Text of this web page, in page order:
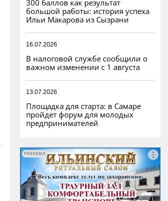
300 баллов как результат
большой работы: история успеха
Ильи Макарова из Сызрани
16.07.2026
В налоговой службе сообщили о
важном изменении с 1 августа
13.07.2026
Площадка для старта: в Самаре
пройдет форум для молодых
предпринимателей
РЕКЛАМА